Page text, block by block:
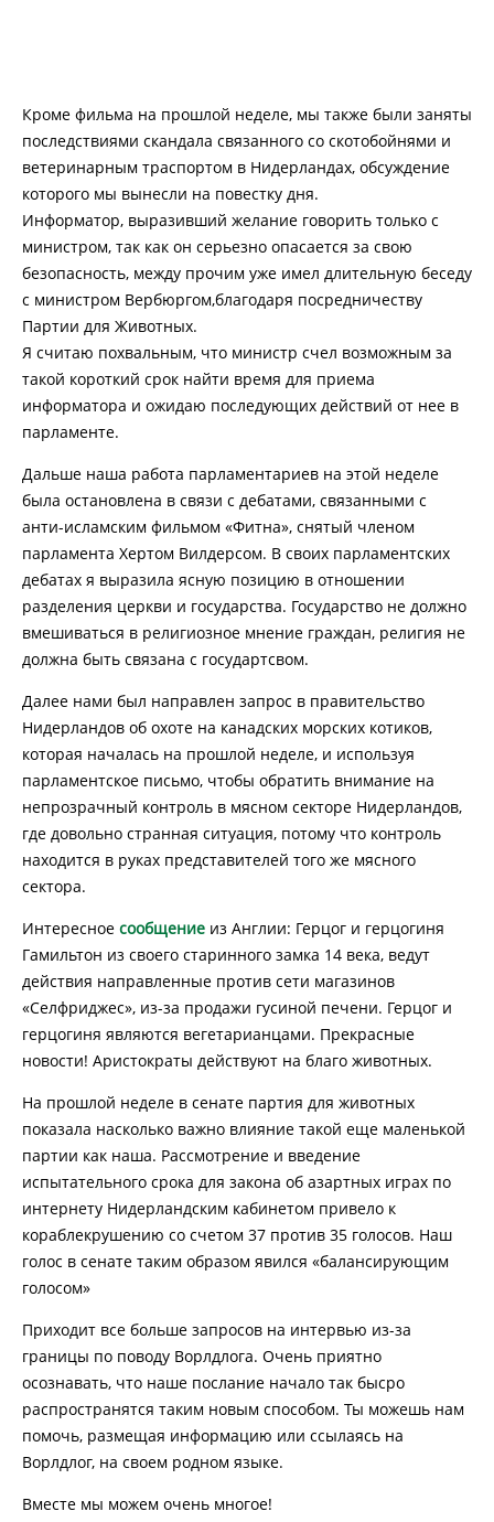
Кроме фильма на прошлой неделе, мы также были заняты
последствиями скандала связанного со скотобойнями и
ветеринарным траспортом в Нидерландах, обсуждение
которого мы вынесли на повестку дня.
Информатор, выразивший желание говорить только с
министром, так как он серьезно опасается за свою
безопасность, между прочим уже имел длительную беседу
с министром Вербюргом,благодаря посредничеству
Партии для Животных.
Я считаю похвальным, что министр счел возможным за
такой короткий срок найти время для приема
информатора и ожидаю последующих действий от нее в
парламенте.
Дальше наша работа парламентариев на этой неделе
была остановлена в связи с дебатами, связанными с
анти-исламским фильмом «Фитна», снятый членом
парламента Хертом Вилдерсом. В своих парламентских
дебатах я выразила ясную позицию в отношении
разделения церкви и государства. Государство не должно
вмешиваться в религиозное мнение граждан, религия не
должна быть связана с государтсвом.
Далее нами был направлен запрос в правительство
Нидерландов об охоте на канадских морских котиков,
которая началась на прошлой неделе, и используя
парламентское письмо, чтобы обратить внимание на
непрозрачный контроль в мясном секторе Нидерландов,
где довольно странная ситуация, потому что контроль
находится в руках представителей того же мясного
сектора.
Интересное сообщение из Англии: Герцог и герцогиня
Гамильтон из своего старинного замка 14 века, ведут
действия направленные против сети магазинов
«Селфриджес», из-за продажи гусиной печени. Герцог и
герцогиня являются вегетарианцами. Прекрасные
новости! Аристократы действуют на благо животных.
На прошлой неделе в сенате партия для животных
показала насколько важно влияние такой еще маленькой
партии как наша. Рассмотрение и введение
испытательного срока для закона об азартных играх по
интернету Нидерландским кабинетом привело к
кораблекрушению со счетом 37 против 35 голосов. Наш
голос в сенате таким образом явился «балансирующим
голосом»
Приходит все больше запросов на интервью из-за
границы по поводу Ворлдлога. Очень приятно
осознавать, что наше послание начало так бысро
распространятся таким новым способом. Ты можешь нам
помочь, размещая информацию или ссылаясь на
Ворлдлог, на своем родном языке.
Вместе мы можем очень многое!